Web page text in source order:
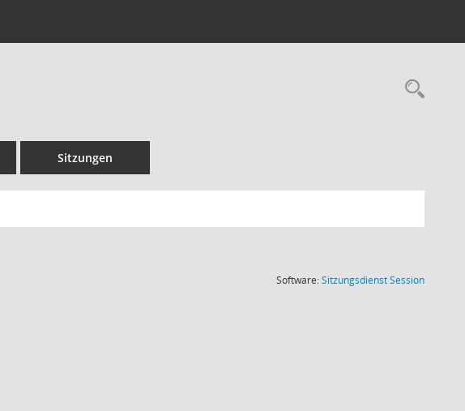
Sitzungen
Software:SitzungsdienstSession(Wird in